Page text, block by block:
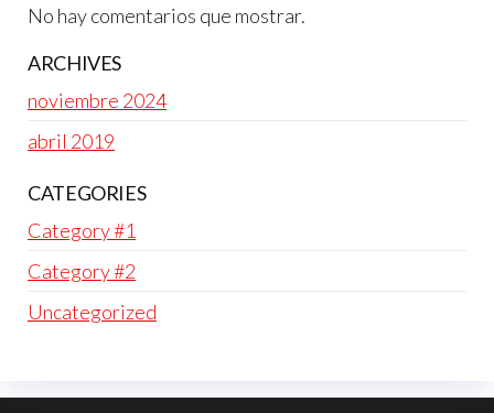
No hay comentarios que mostrar.
ARCHIVES
noviembre 2024
abril 2019
CATEGORIES
Category #1
Category #2
Uncategorized